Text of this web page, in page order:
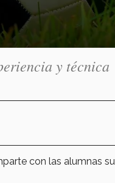
y técnica
con las alumnas su